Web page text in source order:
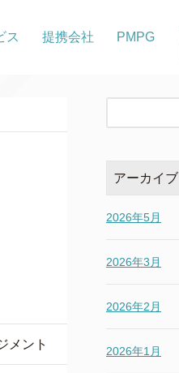
ス 提携会社 PMPG
メント
アーカイブ
2026年5月
2026年3月
2026年2月
2026年1月